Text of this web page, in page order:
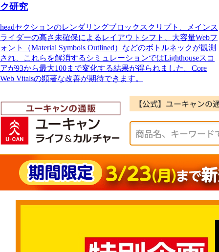
ク研究
headセクションのレンダリングブロックスクリプト、メインス
ライダーの高さ未確保によるレイアウトシフト、大容量Webフ
ォント（Material Symbols Outlined）などのボトルネックが観測
され、これらを解消するシミュレーションではLighthouseスコ
アが93から最大100まで変化する結果が得られました。Core
Web Vitalsの顕著な改善が期待できます。